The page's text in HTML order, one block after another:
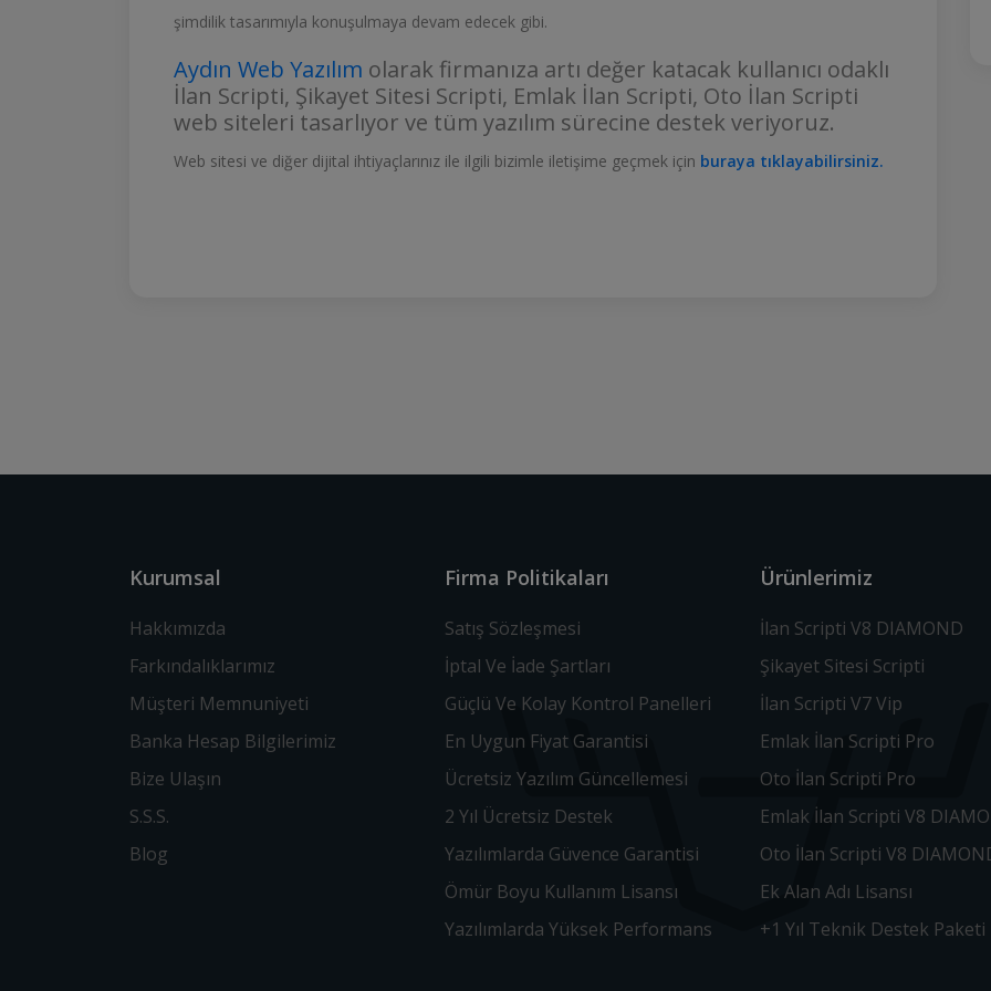
şimdilik tasarımıyla konuşulmaya devam edecek gibi.
Aydın Web Yazılım olarak firmanıza artı değer katacak kullanıcı odaklı
İlan Scripti, Şikayet Sitesi Scripti, Emlak İlan Scripti, Oto İlan Scripti
web siteleri tasarlıyor ve tüm yazılım sürecine destek veriyoruz.
Web sitesi ve diğer dijital ihtiyaçlarınız ile ilgili bizimle iletişime geçmek için buraya tıklayabilirsiniz.
Kurumsal
Hakkımızda
Farkındalıklarımız
Müşteri Memnuniyeti
Banka Hesap Bilgilerimiz
Bize Ulaşın
S.S.S.
Blog
Firma Politikaları
Satış Sözleşmesi
İptal Ve İade Şartları
Güçlü Ve Kolay Kontrol Panelleri
En Uygun Fiyat Garantisi
Ücretsiz Yazılım Güncellemesi
2 Yıl Ücretsiz Destek
Yazılımlarda Güvence Garantisi
Ömür Boyu Kullanım Lisansı
Yazılımlarda Yüksek Performans
Ürünlerimiz
İlan Scripti V8 DIAMOND
Şikayet Sitesi Scripti
İlan Scripti V7 Vip
Emlak İlan Scripti Pro
Oto İlan Scripti Pro
Emlak İlan Scripti V8
Oto İlan Scripti V8
Ek Alan Adı Lisansı
+1 Yıl Teknik Destek Paketi